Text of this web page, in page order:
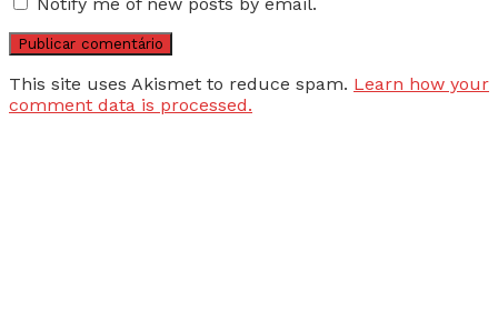
Notify me of new posts by email.
This site uses Akismet to reduce spam. Learn how your
comment data is processed.